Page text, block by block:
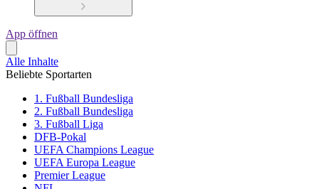
App öffnen
Alle Inhalte
Beliebte Sportarten
1. Fußball Bundesliga
2. Fußball Bundesliga
3. Fußball Liga
DFB-Pokal
UEFA Champions League
UEFA Europa League
Premier League